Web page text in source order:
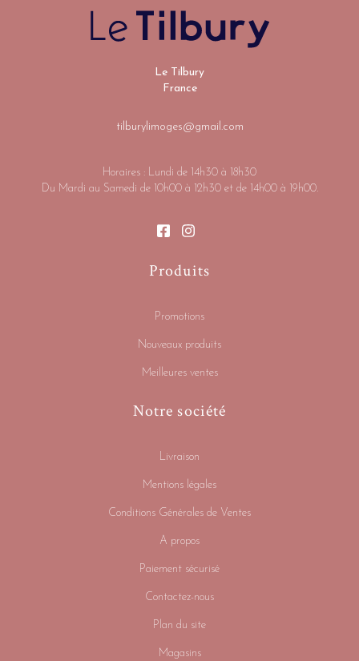
Le Tilbury
France
tilburylimoges@gmail.com
Horaires : Lundi de 14h30 à 18h30
Du Mardi au Samedi de 10h00 à 12h30 et de 14h00 à 19h00.
Produits
Promotions
Nouveaux produits
Meilleures ventes
Notre société
Livraison
Mentions légales
Conditions Générales de Ventes
A propos
Paiement sécurisé
Contactez-nous
Plan du site
Magasins